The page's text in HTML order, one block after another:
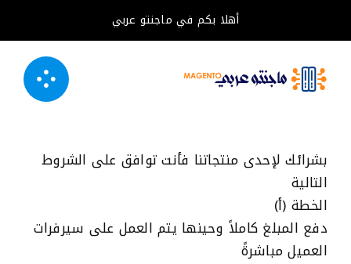
أهلا بكم في ماجنتو عربي
بشرائك لإحدى منتجاتنا فأنت توافق على الشروط
التالية
الخطة (أ)
دفع المبلغ كاملاً وحينها يتم العمل على سيرفرات
العميل مباشرةً